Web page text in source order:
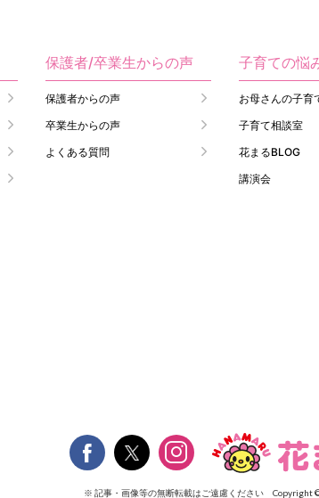
保護者/卒業生からの声
保護者からの声
卒業生からの声
よくある質問
子育ての悩
お母さんの子育
子育て相談室
花まるBLOG
講演会
 
※ 記事・画像等の無断転載はご遠慮ください Copyright